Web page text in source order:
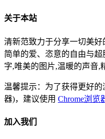
关于本站
清新范致力于分享一切美
简单的爱、恣意的自由与
字,唯美的图片,温暖的声音,
温馨提示：为了获得更好
器)，建议使用 Chrome浏览
加入我们